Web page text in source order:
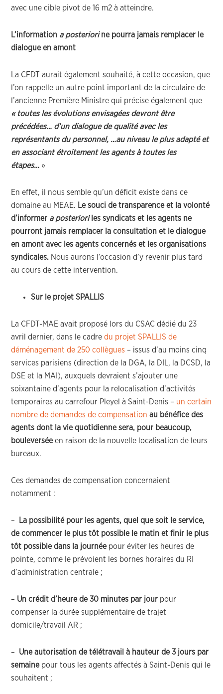
avec une cible pivot de 16 m2 à atteindre.
L’information a posteriorine pourra jamais remplacer le
dialogue en amont
La CFDT aurait également souhaité, à cette occasion, que
l’on rappelle un autre point important de la circulaire de
l’ancienne Première Ministre qui précise également que
« toutes les évolutions envisagées devront être
précédées… d’un dialogue de qualité avec les
représentants du personnel, …au niveau le plus adapté et
en associant étroitement les agents à toutes les
étapes… »
En effet, il nous semble qu’un déficit existe dans ce
domaine au MEAE. Le souci de transparence et la volonté
d’informer a posterioriles syndicats et les agents ne
pourront jamais remplacer la consultation et le dialogue
en amont avec les agents concernés et les organisations
syndicales. Nous aurons l’occasion d’y revenir plus tard
au cours de cette intervention.
Sur le projet SPALLIS
La CFDT-MAE avait proposé lors du CSAC dédié du 23
avril dernier, dans le cadredu projet SPALLIS de
déménagement de 250 collègues – issus d’au moins cinq
services parisiens (direction de la DGA, la DIL, la DCSD, la
DSE et la MAI), auxquels devraient s’ajouter une
soixantaine d’agents pour la relocalisation d’activités
temporaires au carrefour Pleyel à Saint-Denis – un certain
nombre de demandes de compensation au bénéfice des
agents dont la vie quotidienne sera, pour beaucoup,
bouleverséeen raison de la nouvelle localisation de leurs
bureaux.
Ces demandes de compensation concernaient
notamment :
–
La possibilité pour les agents, quel que soit le service,
de commencer le plus tôt possible le matin et finir le plus
tôt possible dans la journéepour éviter les heures de
pointe, comme le prévoient les bornes horaires du RI
d’administration centrale ;
– Un crédit d’heure de 30 minutes par jour pour
compenser la durée supplémentaire de trajet
domicile/travail AR ;
– Une autorisation de télétravail à hauteur de 3 jours par
semainepour tous les agents affectés à Saint-Denis qui le
souhaitent ;